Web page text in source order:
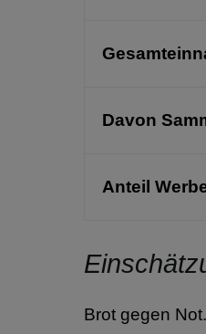
Davon
Anteil
Brot gegen